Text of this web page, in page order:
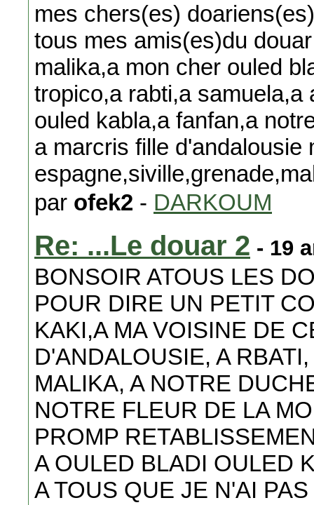
mes chers(es)
tous mes amis(es)du
malika,a mon cher ouled
tropico,a rabti,a samuela,a
ouled kabla,a fanfan,a
a marcris fille d'andalousie
par ofek2 - DARKOUM
Re: ...Le douar 2 - 19
BONSOIR ATOUS LES
POUR DIRE UN PETIT
KAKI,A MA VOISINE DE
D'ANDALOUSIE, A
MALIKA, A NOTRE
NOTRE FLEUR DE LA
PROMP
A OULED BLADI OULED
A TOUS QUE JE N'AI